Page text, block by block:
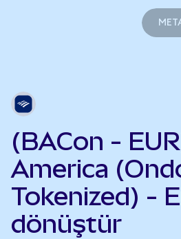
(BACon -
America
Tokenized) -
dönüştür